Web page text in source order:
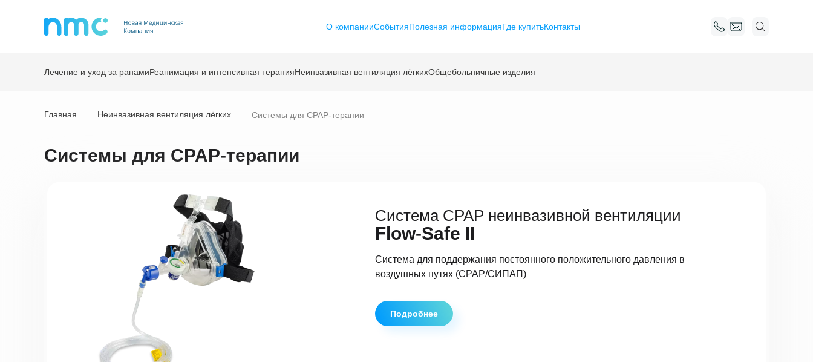
О компанииСобытияПолезная информацияГде купитьКонтакты
Лечение и уход за ранамиРеанимация и интенсивная терапияНеинвазивная вентиляция лёгкихОбщебольничные изделия
Главная Неинвазивная вентиляция лёгких Системы для CPAP-терапии
Системы для CPAP-терапии
Система CPAP неинвазивной вентиляции
Flow-Safe II
Система для поддержания постоянного положительного давления в
воздушных путях (CPAP/СИПАП)
Подробнее